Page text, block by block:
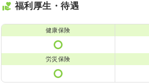
福利厚生・待遇
健康保険
労災保険